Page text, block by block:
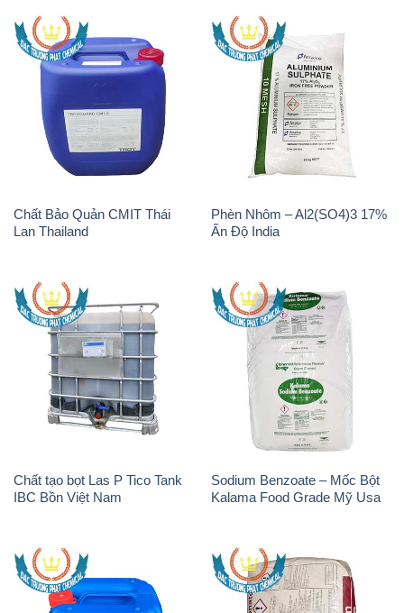
Chất Bảo Quản CMIT Thái
Lan Thailand
Phèn Nhôm – Al2(SO4)3 17%
Ấn Độ India
Chất tạo bọt Las P Tico Tank
IBC Bồn Việt Nam
Sodium Benzoate – Mốc Bột
Kalama Food Grade Mỹ Usa